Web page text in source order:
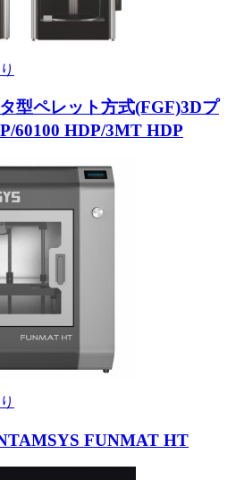
型ペレット方式(FGF)3Dプ
60100 HDP/3MT HDP
FUNMAT HT